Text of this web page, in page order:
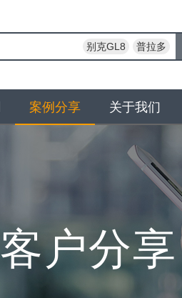
别克GL8 普拉多
案例分享 关于我们
客户分享